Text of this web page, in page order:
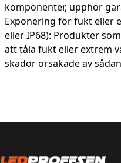
komponenter, upphör
Exponering för fukt eller
eller IP68): Produkter
att tåla fukt eller extrem
skador orsakade av